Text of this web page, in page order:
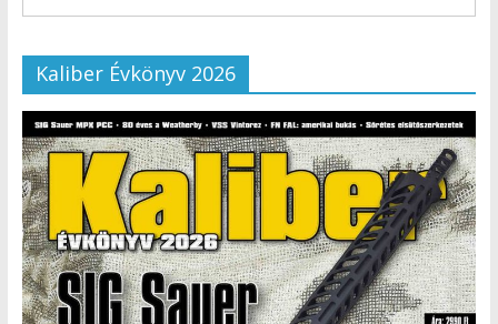
Kaliber Évkönyv 2026